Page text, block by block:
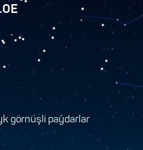
görnüşli paýdarlar